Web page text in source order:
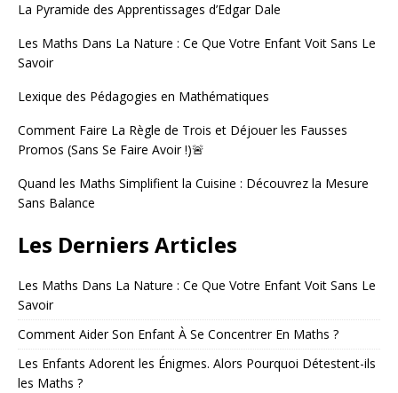
t
i
v
:
La Pyramide des Apprentissages d’Edgar Dale
Les Maths Dans La Nature : Ce Que Votre Enfant Voit Sans Le
Savoir
Lexique des Pédagogies en Mathématiques
Comment Faire La Règle de Trois et Déjouer les Fausses
Promos (Sans Se Faire Avoir !)🚨
Quand les Maths Simplifient la Cuisine : Découvrez la Mesure
Sans Balance
Les Derniers Articles
Les Maths Dans La Nature : Ce Que Votre Enfant Voit Sans Le
Savoir
Comment Aider Son Enfant À Se Concentrer En Maths ?
Les Enfants Adorent les Énigmes. Alors Pourquoi Détestent-ils
les Maths ?